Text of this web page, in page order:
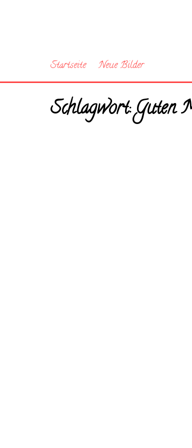
Startseite Neue Bilder
Schlagwort:Guten